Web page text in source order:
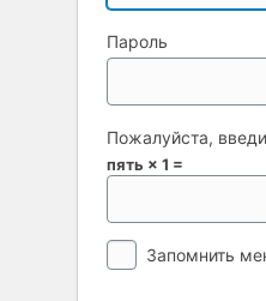
Пароль
Пожалуйста,
пять × 1 =
Запомнить